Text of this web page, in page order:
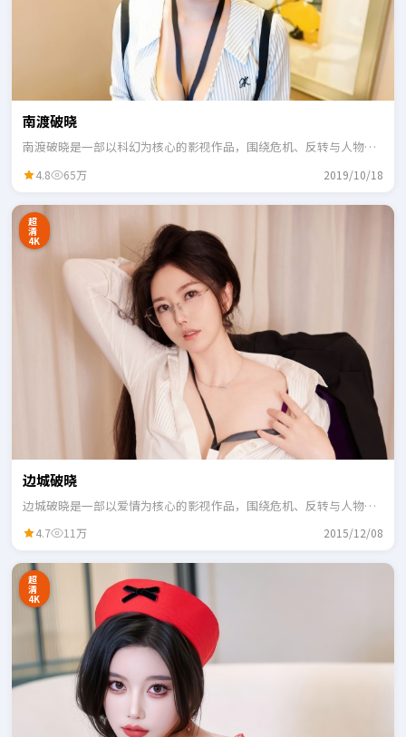
南渡破晓
南渡破晓是一部以科幻为核心的影视作品，围绕危机、反转与人物成
4.8 65万 2019/10/18
超
清
4K
边城破晓
边城破晓是一部以爱情为核心的影视作品，围绕危机、反转与人物成
4.7 11万 2015/12/08
超
清
4K